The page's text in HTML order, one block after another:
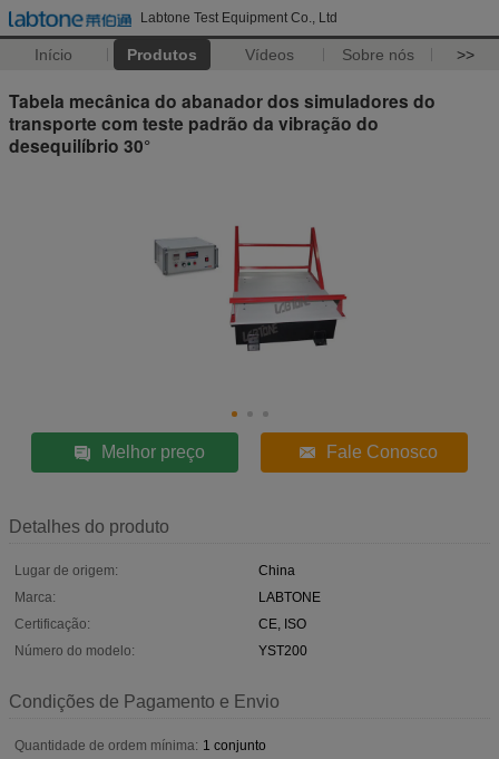
Labtone Test Equipment Co., Ltd
Início Produtos Vídeos Sobre nós >>
Tabela mecânica do abanador dos simuladores do
transporte com teste padrão da vibração do
desequilíbrio 30°
Melhor preço Fale Conosco
Detalhes do produto
Lugar de origem:
China
Marca:
LABTONE
Certificação:
CE, ISO
Número do modelo:
YST200
Condições de Pagamento e Envio
Quantidade de ordem mínima: 1 conjunto